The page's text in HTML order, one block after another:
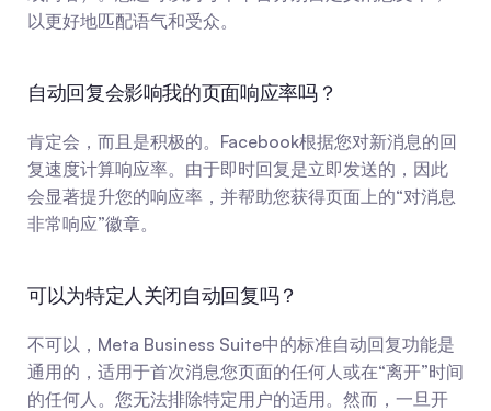
以更好地匹配语气和受众。
自动回复会影响我的页面响应率吗？
肯定会，而且是积极的。Facebook根据您对新消息的回
复速度计算响应率。由于即时回复是立即发送的，因此
会显著提升您的响应率，并帮助您获得页面上的“对消息
非常响应”徽章。
可以为特定人关闭自动回复吗？
不可以，Meta Business Suite中的标准自动回复功能是
通用的，适用于首次消息您页面的任何人或在“离开”时间
的任何人。您无法排除特定用户的适用。然而，一旦开